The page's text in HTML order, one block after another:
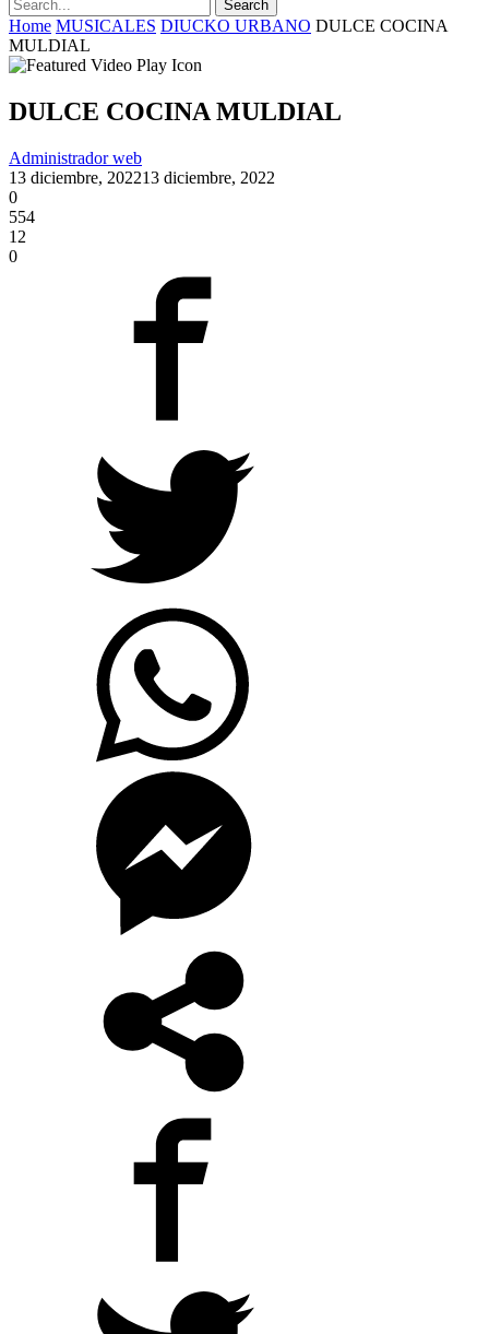
Home MUSICALES DIUCKO URBANO DULCE COCINA
MULDIAL
DULCE COCINA MULDIAL
Administrador web
13 diciembre, 202213 diciembre, 2022
0
554
12
0